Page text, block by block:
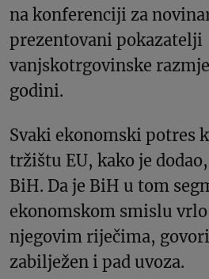
na konferenciji za
prezentovani pokazatelji
vanjskotrgovinske
godini.
Svaki ekonomski potres
tržištu EU, kako je
BiH. Da je BiH u tom
ekonomskom smislu
njegovim riječima,
zabilježen i pad uvoza.